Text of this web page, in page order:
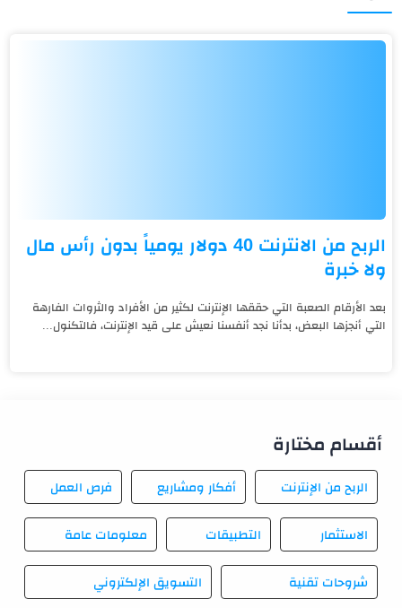
الربح من الانترنت 40 دولار يومياً بدون رأس مال
ولا خبرة
بعد الأرقام الصعبة التي حققها الإنترنت لكثير من الأفراد والثروات الفارهة
التي أنجزها البعض، بدأنا نجد أنفسنا نعيش على قيد الإنترنت، فالتكنول...
أقسام مختارة
الربح من الإنترنت أفكار ومشاريع فرص العمل
الاستثمار التطبيقات معلومات عامة
شروحات تقنية التسويق الإلكتروني